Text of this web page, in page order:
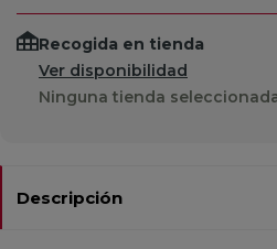
Recogida en tienda
Ver disponibilidad
Ninguna tienda
Descripción